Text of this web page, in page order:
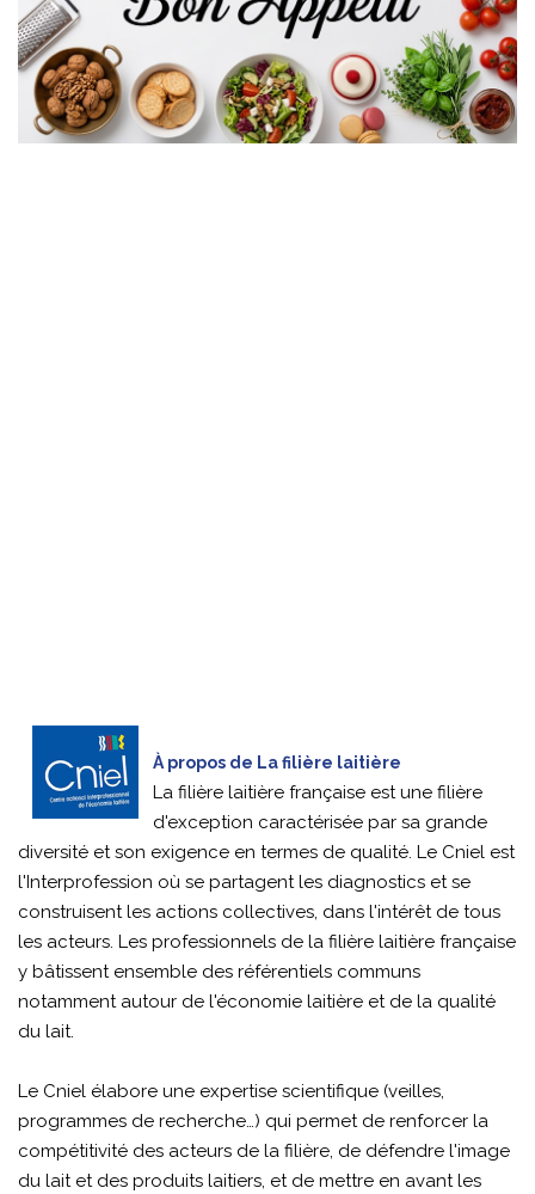
À propos de La filière laitière
La filière laitière française est une filière
d'exception caractérisée par sa grande
diversité et son exigence en termes de qualité. Le Cniel est
l'Interprofession où se partagent les diagnostics et se
construisent les actions collectives, dans l'intérêt de tous
les acteurs. Les professionnels de la filière laitière française
y bâtissent ensemble des référentiels communs
notamment autour de l'économie laitière et de la qualité
du lait.
Le Cniel élabore une expertise scientifique (veilles,
programmes de recherche…) qui permet de renforcer la
compétitivité des acteurs de la filière, de défendre l'image
du lait et des produits laitiers, et de mettre en avant les